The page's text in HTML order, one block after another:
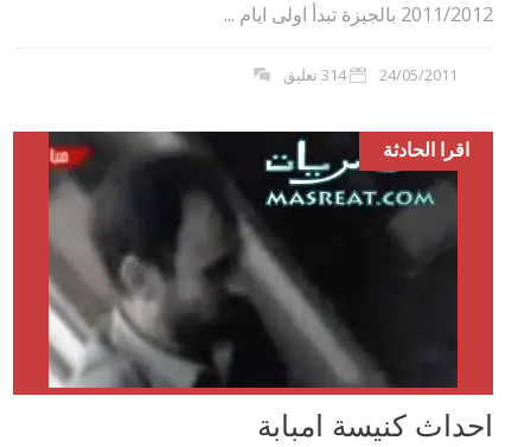
2011/2012 بالجيزة تبدأ اولى ايام ...
24/05/2011 314 تعليق
اقرا الحادثة
احداث كنيسة امبابة